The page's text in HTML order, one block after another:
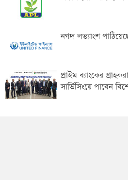
নগদ লভ্যাংশ
প্রাইম ব্যাংকের
সার্ভিসিংয়ে পাবেন